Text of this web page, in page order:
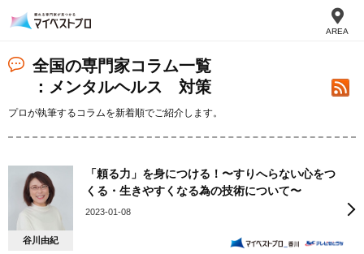
AREA
全国の専門家コラム一覧
：メンタルヘルス 対策
プロが執筆するコラムを新着順でご紹介します。
谷川由紀
「頼る力」を身につける！〜すりへらない心をつ
くる・生きやすくなる為の技術について〜
2023-01-08